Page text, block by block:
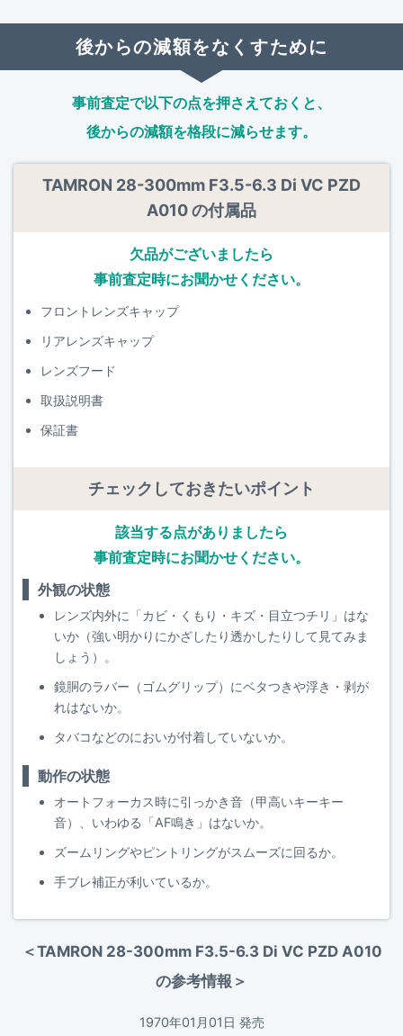
後からの減額をなくすために
事前査定で以下の点を押さえておくと、
後からの減額を格段に減らせます。
TAMRON 28-300mm F3.5-6.3 Di VC PZD
A010 の付属品
欠品がございましたら
事前査定時にお聞かせください。
フロントレンズキャップ
リアレンズキャップ
レンズフード
取扱説明書
保証書
チェックしておきたいポイント
該当する点がありましたら
事前査定時にお聞かせください。
外観の状態
レンズ内外に「カビ・くもり・キズ・目立つチリ」はな
いか（強い明かりにかざしたり透かしたりして見てみま
しょう）。
鏡胴のラバー（ゴムグリップ）にベタつきや浮き・剥が
れはないか。
タバコなどのにおいが付着していないか。
動作の状態
オートフォーカス時に引っかき音（甲高いキーキー
音）、いわゆる「AF鳴き」はないか。
ズームリングやピントリングがスムーズに回るか。
手ブレ補正が利いているか。
＜TAMRON 28-300mm F3.5-6.3 Di VC PZD A010
の参考情報＞
1970年01月01日 発売